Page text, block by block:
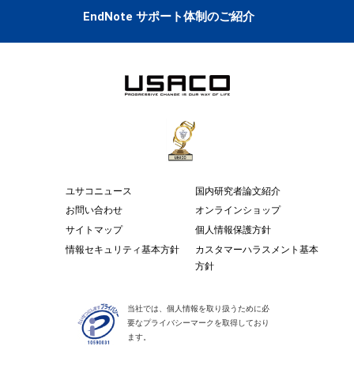
EndNote サポート体制のご紹介
ユサコニュース
国内研究者論文紹介
お問い合わせ
オンラインショップ
サイトマップ
個人情報保護方針
情報セキュリティ基本方針
カスタマーハラスメント基本
方針
当社では、個人情報を取り扱うために必
要なプライバシーマークを取得しており
ます。